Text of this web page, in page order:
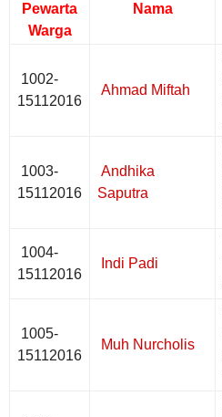
Pewarta
Warga
Nama
1002-
15112016
Ahmad Miftah
1003-
15112016
Andhika
Saputra
1004-
15112016
Indi Padi
1005-
15112016
Muh Nurcholis